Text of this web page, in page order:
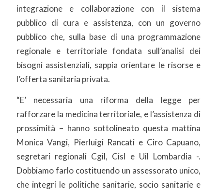
integrazione e collaborazione con il sistema
pubblico di cura e assistenza, con un governo
pubblico che, sulla base di una programmazione
regionale e territoriale fondata sull’analisi dei
bisogni assistenziali, sappia orientare le risorse e
l’offerta sanitaria privata.
“E’ necessaria una riforma della legge per
rafforzare la medicina territoriale, e l’assistenza di
prossimità – hanno sottolineato questa mattina
Monica Vangi, Pierluigi Rancati e Ciro Capuano,
segretari regionali Cgil, Cisl e Uil Lombardia -.
Dobbiamo farlo costituendo un assessorato unico,
che integri le politiche sanitarie, socio sanitarie e